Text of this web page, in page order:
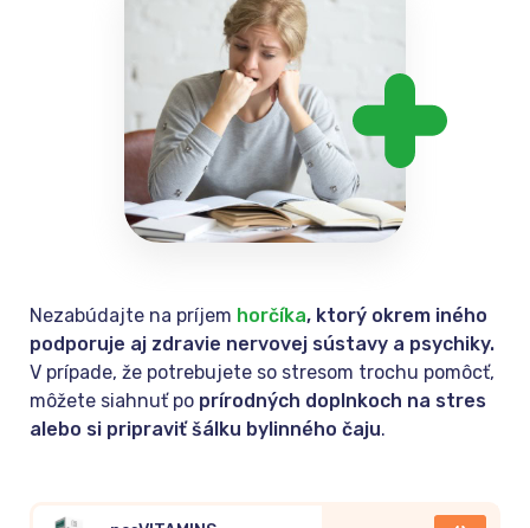
Nezabúdajte na príjem horčíka, ktorý okrem iného
podporuje aj zdravie nervovej sústavy a psychiky.
V prípade, že potrebujete so stresom trochu pomôcť,
môžete siahnuť po prírodných doplnkoch na stres
alebo si pripraviť šálku bylinného čaju.